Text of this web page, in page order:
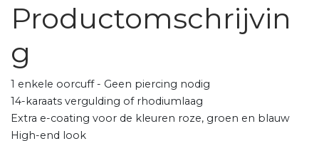
Productomschrijvin
g
1 enkele oorcuff - Geen piercing nodig
14-karaats vergulding of rhodiumlaag
Extra e-coating voor de kleuren roze, groen en blauw
High-end look